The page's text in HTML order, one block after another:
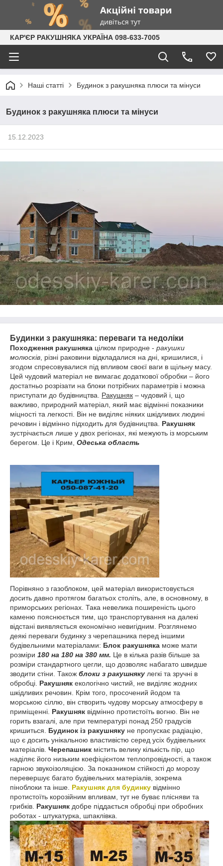
КАР'ЄР РАКУШНЯКА УКРАЇНА 098-633-7005
Наші статті Будинок з ракушняка плюси та мінуси
Будинок з ракушняка плюси та мінуси
15.12.2023
Будинки з ракушняка: переваги та недоліки
Походження ракушняка цілком природне - ракушки
молюсків , різні раковини відкладалися на дні, кришилися, і
згодом спресовувалися під впливом своєї ваги в щільну масу.
Цей чудовий матеріал не вимагає додаткової обробки – його
достатньо розрізати на блоки потрібних параметрів і можна
приступати до будівництва. Ракушняк – чудовий і, що
важливо, природний матеріал, який має відмінні показники
міцності та легкості. Він не виділяє ніяких шкідливих людині
речовин і відмінно підходить для будівництва. Ракушняк
зустрічається лише у двох регіонах, які межують із морським
берегом. Це і Крим, Одеська область
Порівняно з газоблоком, цей матеріал використовується
досить давно протягом багатьох століть, але, в основному, в
приморських регіонах. Така невелика поширеність цього
каменю пояснюється тим, що транспортування на далекі
відстані виявляється економічно невигідним. Розглянемо
деякі переваги будинку з черепашника перед іншими
будівельними матеріалами: Блок ракушняка може мати
розміри 180 на 180 на 380 мм. Це в кілька разів більше за
розміри стандартного цегли, що дозволяє набагато швидше
зводити стіни. Також блоки з ракушняку легкі та зручні в
обробці. Ракушняк екологічно чистий, не виділяє жодних
шкідливих речовин. Крім того, просочений йодом та
морською сіллю, він створить чудову морську атмосферу в
приміщенні. Ракушняк відмінно протистоїть вогню. Він не
горить взагалі, але при температурі понад 250 градусів
кришиться. Будинок із ракушняку не пропускає радіацію,
що є досить унікальною властивістю серед усіх будівельних
матеріалів. Черепашник містить велику кількість пір, що
наділяє його низьким коефіцієнтом теплопровідності, а також
гарною звукоізоляцією. За показником стійкості до морозу
перевершує багато будівельних матеріалів, зокрема
піноблоки та інше. Ракушняк для будинку відмінно
протистоїть корозійним впливам, тут не буває плісняви ​​та
грибків. Ракушняк добре піддається обробці при обробних
роботах - штукатурка, шпаклівка.